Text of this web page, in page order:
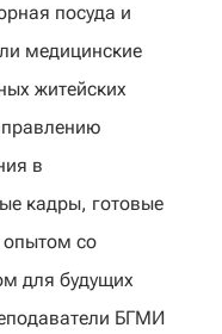
посуда и
медицинские
житейских
в
кадры, готовые
опытом со
для будущих
БГМИ